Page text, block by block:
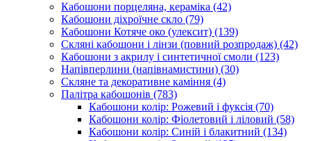
Кабошони порцеляна, кераміка (42)
Кабошони діхроїчне скло (79)
Кабошони Котяче око (улексит) (139)
Скляні кабошони і лінзи (повний розпродаж) (42)
Кабошони з акрилу і синтетичної смоли (123)
Напівперлини (напівнамистини) (30)
Скляне та декоративне каміння (4)
Палітра кабошонів (783)
Кабошони колір: Рожевий і фуксія (70)
Кабошони колір: Фіолетовий і ліловий (58)
Кабошони колір: Синій і блакитний (134)